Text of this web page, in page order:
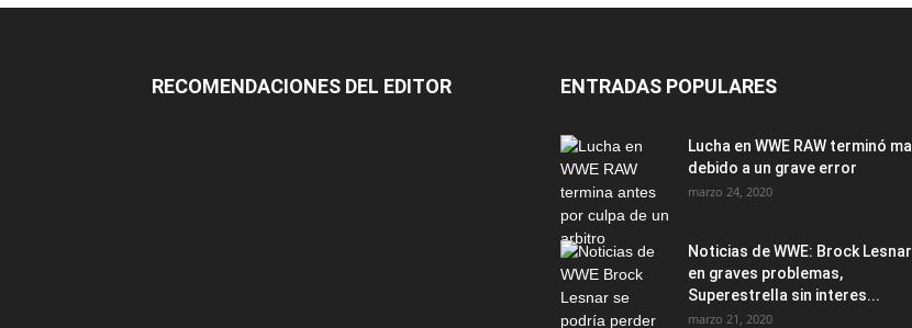
RECOMENDACIONES DEL EDITOR ENTRADAS POPULARES
Lucha en WWE RAW terminó mal
debido a un grave error
marzo 24, 2020
Noticias de WWE: Brock Lesnar
en graves problemas,
Superestrella sin interes...
marzo 21, 2020